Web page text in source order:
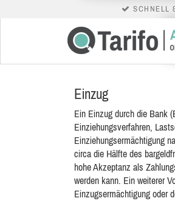
SCHNELL
Einzug
Ein Einzug durch die Bank
Einziehungsverfahren,
Einziehungsermächtigung
circa die Hälfte des
hohe Akzeptanz als
werden kann. Ein weiterer
Einzugsermächtigung oder